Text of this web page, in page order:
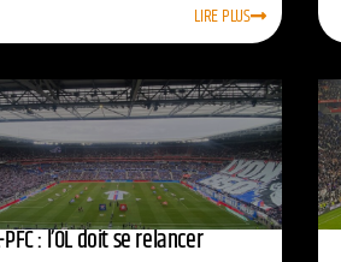
LIRE PLUS
PFC : l’OL doit se relancer